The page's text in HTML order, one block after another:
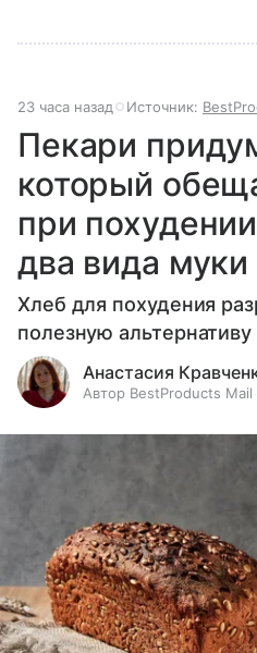
23 часа назад Источник:
Пекари
который
при
два вида муки
Хлеб для похудения
полезную
Анастасия
Автор BestProducts Mail